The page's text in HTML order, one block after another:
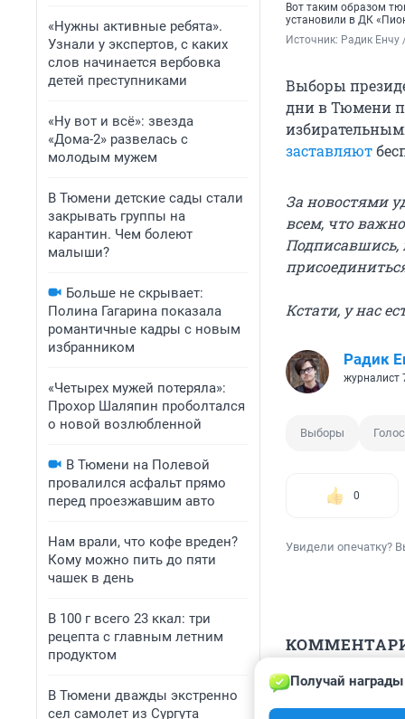
«Нужны активные ребята».
Узнали у экспертов, с каких
слов начинается вербовка
детей преступниками
«Ну вот и всё»: звезда
«Дома-2» развелась с
молодым мужем
В Тюмени детские сады стали
закрывать группы на
карантин. Чем болеют
малыши?
Больше не скрывает:
Полина Гагарина показала
романтичные кадры с новым
избранником
«Четырех мужей потеряла»:
Прохор Шаляпин проболтался
о новой возлюбленной
В Тюмени на Полевой
провалился асфальт прямо
перед проезжавшим авто
Нам врали, что кофе вреден?
Кому можно пить до пяти
чашек в день
В 100 г всего 23 ккал: три
рецепта с главным летним
продуктом
В Тюмени дважды экстренно
сел самолет из Сургута
Вот таким образом
установили в ДК
Источник: Радик Енчу
Выборы
дни в Тюмени
заставляют
За новостями
всем, что
Кстати, у нас
Радик
журналист
Выборы
0
Увидели опечатку?
Гость
Получай